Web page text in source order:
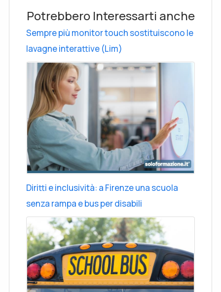
Potrebbero Interessarti anche
Sempre più monitor touch sostituiscono le
lavagne interattive (Lim)
Diritti e inclusività: a Firenze una scuola
senza rampa e bus per disabili